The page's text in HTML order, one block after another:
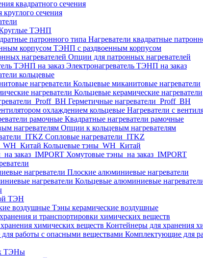
квадратного сечения
круглого сечения
ТЭНП
Нагреватели квадратные
ТЭНП с раздвоенным корпусом
Опции для патронных нагревателей
Электронагреватель ТЭНП на заказ
кольцевые
Кольцевые миканитовые нагреватели
Кольцевые керамические нагреватели
Герметичные нагреватели_Proff_BH
Нагреватели с
Квадратные нагреватели рамочные
Опции к кольцевым нагревателям
Cопловые нагреватели_ITKZ
Кольцевые тэны_WH_Китай
Хомутовые тэны_на заказ_IMPORT
Плоские алюминиевые нагреватели
Кольцевые алюминиевые
ТЭН
Тэны керамические воздушные
и транспортировки химических веществ
Контейнеры для хранения
Комплектующие для
ТЭНы